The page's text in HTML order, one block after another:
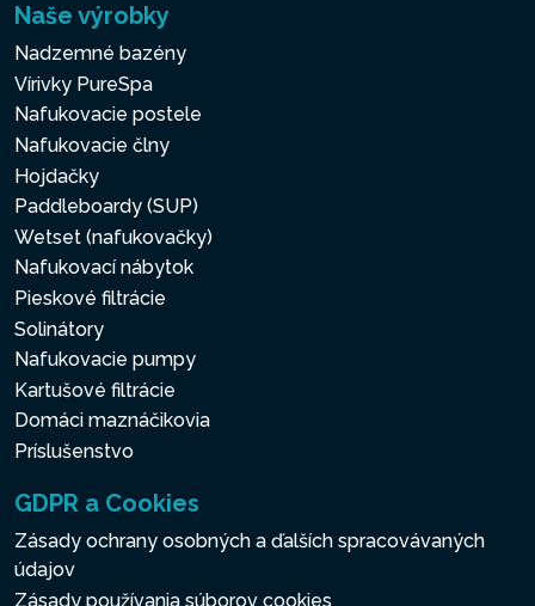
Naše výrobky
Nadzemné bazény
Vírivky PureSpa
Nafukovacie postele
Nafukovacie člny
Hojdačky
Paddleboardy (SUP)
Wetset (nafukovačky)
Nafukovací nábytok
Pieskové filtrácie
Solinátory
Nafukovacie pumpy
Kartušové filtrácie
Domáci maznáčikovia
Príslušenstvo
GDPR a Cookies
Zásady ochrany osobných a ďalších spracovávaných
údajov
Zásady používania súborov cookies